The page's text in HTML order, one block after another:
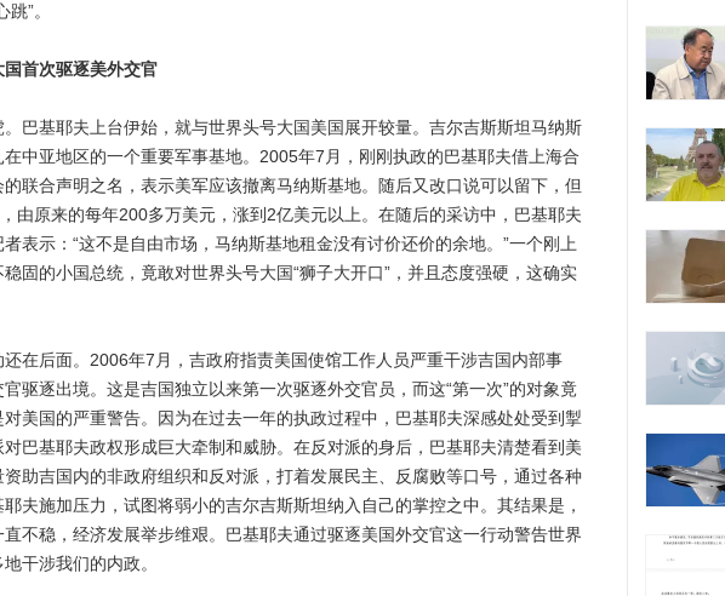
”。
首次驱逐美外交官
基耶夫上台伊始，就与世界头号大国美国展开较量。吉尔吉斯斯坦马纳斯
中亚地区的一个重要军事基地。2005年7月，刚刚执政的巴基耶夫借上海合
联合声明之名，表示美军应该撤离马纳斯基地。随后又改口说可以留下，但
由原来的每年200多万美元，涨到2亿美元以上。在随后的采访中，巴基耶夫
表示：“这不是自由市场，马纳斯基地租金没有讨价还价的余地。”一个刚上
固的小国总统，竟敢对世界头号大国“狮子大开口”，并且态度强硬，这确实
后面。2006年7月，吉政府指责美国使馆工作人员严重干涉吉国内部事
驱逐出境。这是吉国独立以来第一次驱逐外交官员，而这“第一次”的对象竟
美国的严重警告。因为在过去一年的执政过程中，巴基耶夫深感处处受到掣
对巴基耶夫政权形成巨大牵制和威胁。在反对派的身后，巴基耶夫清楚看到美
资助吉国内的非政府组织和反对派，打着发展民主、反腐败等口号，通过各种
夫施加压力，试图将弱小的吉尔吉斯斯坦纳入自己的掌控之中。其结果是，
不稳，经济发展举步维艰。巴基耶夫通过驱逐美国外交官这一行动警告世界
干涉我们的内政。